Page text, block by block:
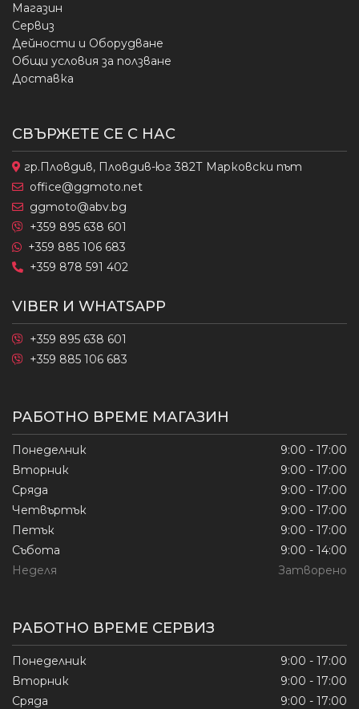
Магазин
Сервиз
Дейности и Оборудване
Общи условия за ползване
Доставка
СВЪРЖЕТЕ СЕ С НАС
гр.Пловдив, Пловдив-юг 382Т Марковски път
office@ggmoto.net
ggmoto@abv.bg
+359 895 638 601
+359 885 106 683
+359 878 591 402
VIBER И WHATSAPP
+359 895 638 601
+359 885 106 683
РАБОТНО ВРЕМЕ МАГАЗИН
Понеделник
9:00 - 17:00
Вторник
9:00 - 17:00
Сряда
9:00 - 17:00
Четвъртък
9:00 - 17:00
Петък
9:00 - 17:00
Събота
9:00 - 14:00
Неделя
Затворено
РАБОТНО ВРЕМЕ СЕРВИЗ
Понеделник
9:00 - 17:00
Вторник
9:00 - 17:00
Сряда
9:00 - 17:00